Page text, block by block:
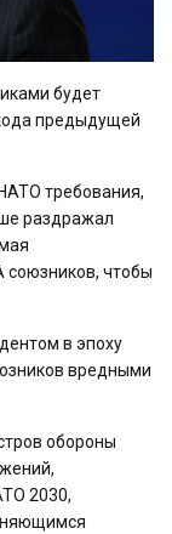
будет
предыдущей
требования,
раздражал
чтобы
в эпоху
вредными
обороны
2030,